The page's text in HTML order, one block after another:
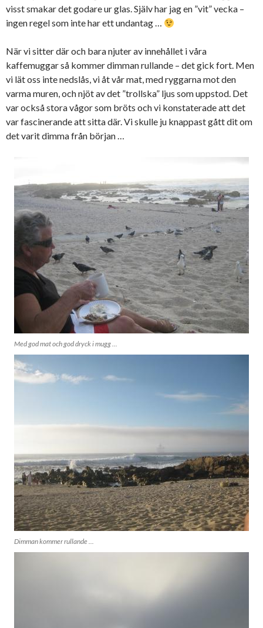
visst smakar det godare ur glas. Själv har jag en ”vit” vecka –
ingen regel som inte har ett undantag …
När vi sitter där och bara njuter av innehållet i våra
kaffemuggar så kommer dimman rullande – det gick fort. Men
vi lät oss inte nedslås, vi åt vår mat, med ryggarna mot den
varma muren, och njöt av det ”trollska” ljus som uppstod. Det
var också stora vågor som bröts och vi konstaterade att det
var fascinerande att sitta där. Vi skulle ju knappast gått dit om
det varit dimma från början …
Med god mat och god dryck i mugg ...
Dimman kommer rullande ...